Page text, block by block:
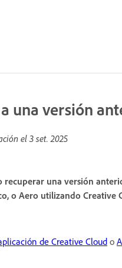
una versión
el3 set. 2025
recuperar una versión
o Aero utilizando Creative
de Creative Cloudo